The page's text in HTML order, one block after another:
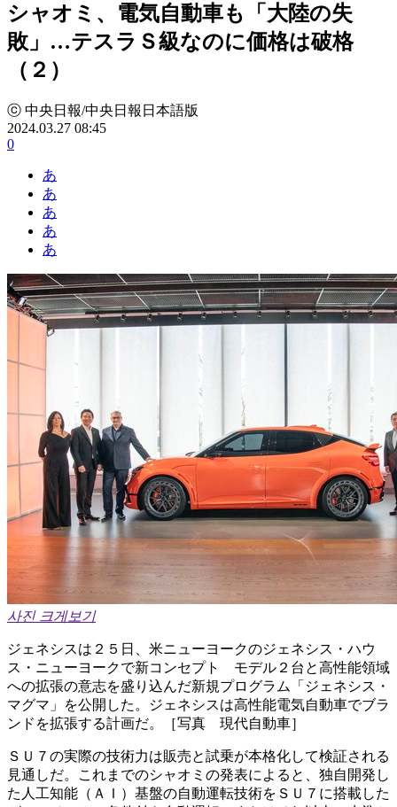
シャオミ、電気自動車も「大陸の失
敗」…テスラＳ級なのに価格は破格
（２）
ⓒ 中央日報/中央日報日本語版
2024.03.27 08:45
0
あ
あ
あ
あ
あ
사진 크게보기
ジェネシスは２５日、米ニューヨークのジェネシス・ハウ
ス・ニューヨークで新コンセプト モデル２台と高性能領域
への拡張の意志を盛り込んだ新規プログラム「ジェネシス・
マグマ」を公開した。ジェネシスは高性能電気自動車でブラ
ンドを拡張する計画だ。［写真 現代自動車］
ＳＵ７の実際の技術力は販売と試乗が本格化して検証される
見通しだ。これまでのシャオミの発表によると、独自開発し
た人工知能（ＡＩ）基盤の自動運転技術をＳＵ７に搭載した